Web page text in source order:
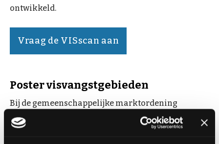
ontwikkeld.
Vraag de VISscan aan
Poster visvangstgebieden
Bij de gemeenschappelijke marktordening
(website EU) is precies geregeld welke informatie
consumenten en horecaondernemers moeten